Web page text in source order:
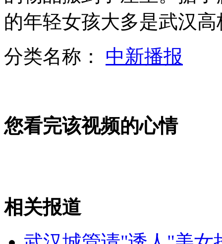
外交部：有关国家言论片面不公正
走！跟着总书记去植树
纽约上演“枕头大战”
的年轻女孩大多是武汉
分类名称： 中新播报
您看完该视频的心情
相关报道